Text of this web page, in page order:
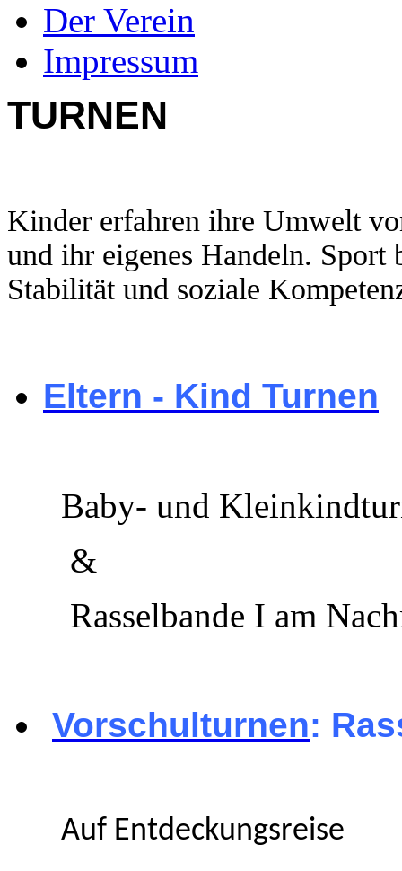
Der Verein
Impressum
TURNEN
Kinder erfahren ihre Umwelt
und ihr eigenes Handeln.
Stabilität und soziale
Eltern - Kind Turnen
Baby- und
&
Rasselbande I am
Vorschulturnen:
Auf Entdeckungsreise